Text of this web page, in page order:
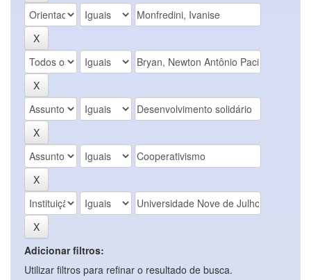
Adicionar filtros:
Utilizar filtros para refinar o resultado de busca.